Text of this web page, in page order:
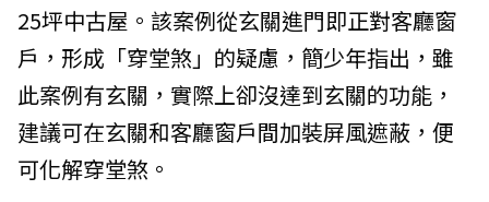
25坪中古屋。該案例從玄關進門即正對客廳窗
戶，形成「穿堂煞」的疑慮，簡少年指出，雖
此案例有玄關，實際上卻沒達到玄關的功能，
建議可在玄關和客廳窗戶間加裝屏風遮蔽，便
可化解穿堂煞。